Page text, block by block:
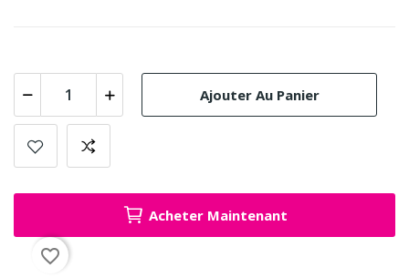
Ajouter Au Panier
Acheter Maintenant
favorite_border